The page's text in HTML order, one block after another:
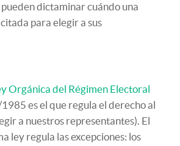
dictaminar cuándo una
para elegir a sus
Orgánica del Régimen Electoral
es el que regula el derecho al
a nuestros representantes). El
ley regula las excepciones: los